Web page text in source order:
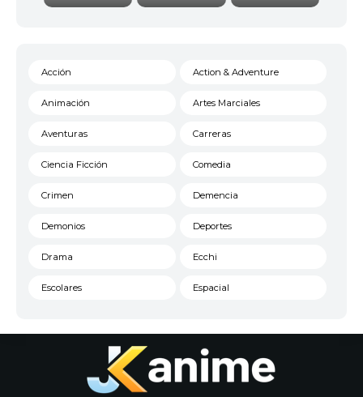
Acción Action & Adventure
Animación Artes Marciales
Aventuras Carreras
Ciencia Ficción Comedia
Crimen Demencia
Demonios Deportes
Drama Ecchi
Escolares Espacial
Historico
Josei